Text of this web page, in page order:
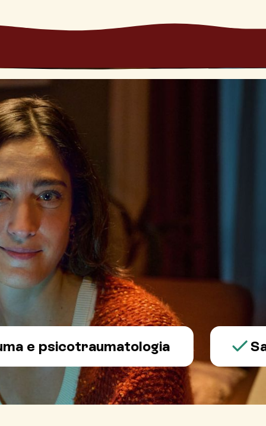
psicotraumatologia Salute